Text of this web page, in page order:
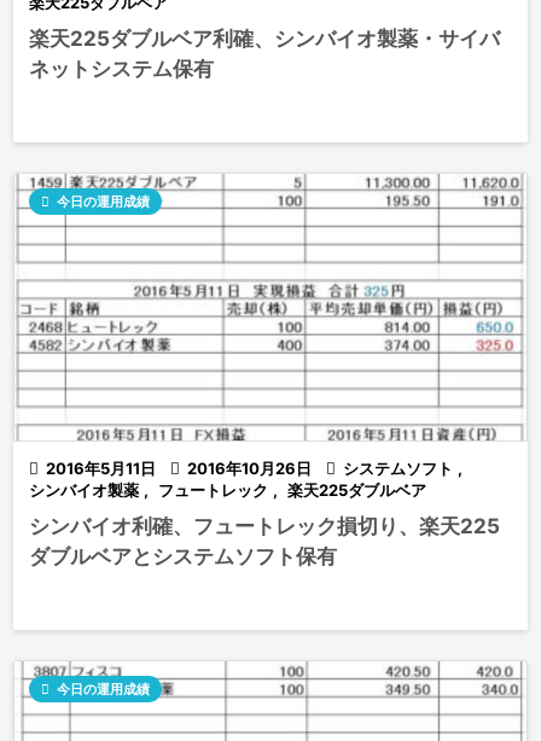
楽天225ダブルベア利確、シンバイオ製薬・サイバ
ネットシステム保有
 2016年5月11日  2016年10月26日
 今日の運用成績
 システムソフト ,
シンバイオ製薬 , フュートレック , 楽天225ダブルベア
シンバイオ利確、フュートレック損切り、楽天225
ダブルベアとシステムソフト保有
 今日の運用成績